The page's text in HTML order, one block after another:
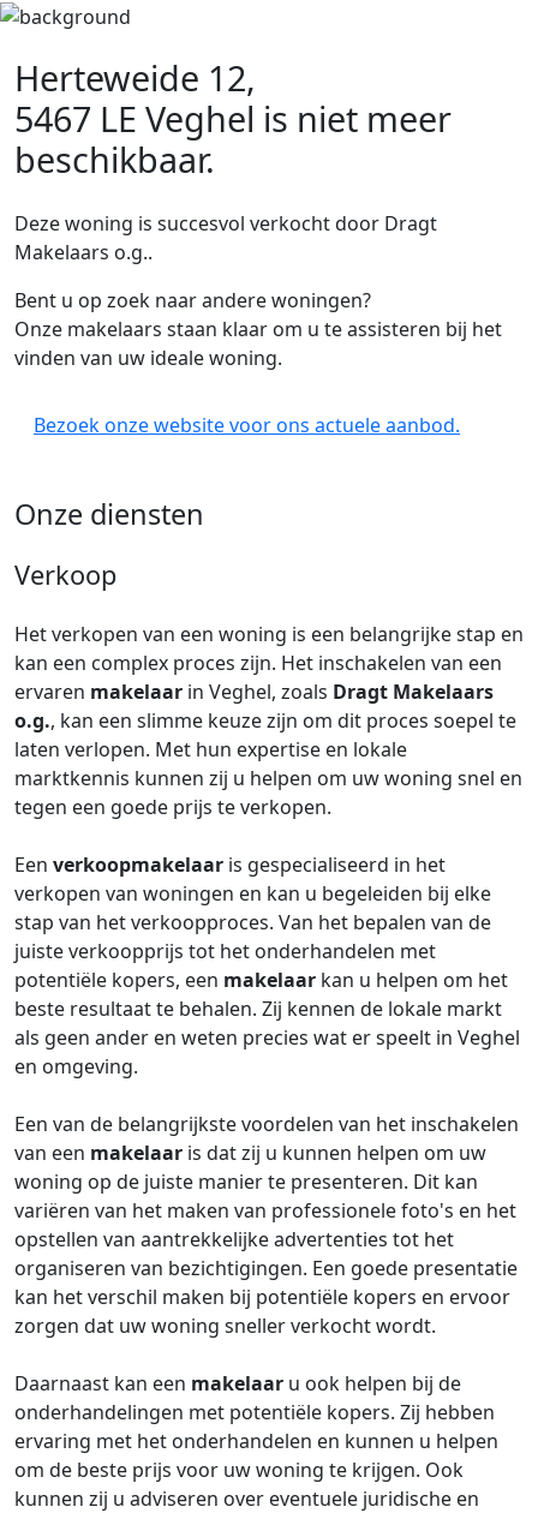
Herteweide 12,
5467 LE Veghel is niet meer
beschikbaar.
Deze woning is succesvol verkocht door Dragt
Makelaars o.g..
Bent u op zoek naar andere woningen?
Onze makelaars staan klaar om u te assisteren bij het
vinden van uw ideale woning.
Bezoek onze website voor ons actuele aanbod.
Onze diensten
Verkoop
Het verkopen van een woning is een belangrijke stap en
kan een complex proces zijn. Het inschakelen van een
ervaren makelaar in Veghel, zoals Dragt Makelaars
o.g., kan een slimme keuze zijn om dit proces soepel te
laten verlopen. Met hun expertise en lokale
marktkennis kunnen zij u helpen om uw woning snel en
tegen een goede prijs te verkopen.
Een verkoopmakelaar is gespecialiseerd in het
verkopen van woningen en kan u begeleiden bij elke
stap van het verkoopproces. Van het bepalen van de
juiste verkoopprijs tot het onderhandelen met
potentiële kopers, een makelaar kan u helpen om het
beste resultaat te behalen. Zij kennen de lokale markt
als geen ander en weten precies wat er speelt in Veghel
en omgeving.
Een van de belangrijkste voordelen van het inschakelen
van een makelaar is dat zij u kunnen helpen om uw
woning op de juiste manier te presenteren. Dit kan
variëren van het maken van professionele foto's en het
opstellen van aantrekkelijke advertenties tot het
organiseren van bezichtigingen. Een goede presentatie
kan het verschil maken bij potentiële kopers en ervoor
zorgen dat uw woning sneller verkocht wordt.
Daarnaast kan een makelaar u ook helpen bij de
onderhandelingen met potentiële kopers. Zij hebben
ervaring met het onderhandelen en kunnen u helpen
om de beste prijs voor uw woning te krijgen. Ook
kunnen zij u adviseren over eventuele juridische en